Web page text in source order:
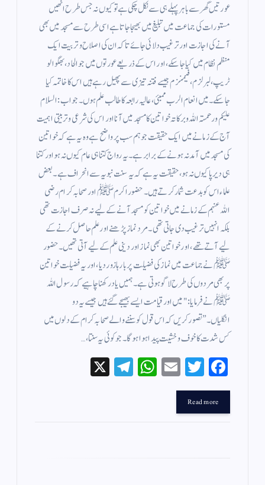
عورتیں گھر سے باہر پہلے ہی سے نکل چکی ہے تو کیوں نہ جس طرح انھیں
مستورات کی جماعت میں تبلیغ میں بھیجا جاتا ہے اسی طرح سے مسجد میں بھی
آنے کی اجازت اور ترغیب دلائی جائے تاکہ ان کی اصلاح و تربیت ایک
منظم نظام میں کیا جاسکے، اور اس کے ذریعے عورتوں میں جو الحاد، بھگوا لو
ٹریپ، لبرلزم ، فیمنزم جیسے فتنہ تیزی سے پھیل رہے ہیں اس کا خاتمہ کیا
جاسکے۔میں انعام الرب ممبئی، عالیہ رابعہ کا طالب علم ہوں۔ جواب: السلام
علیکم ورحمتہ اللہ وبرکاتہ خواتین کا مسجد میں آنا اور اس کی شرعی و تربیتی اہمیت
آج کے زمانے میں ایک حقیقت جو ہم سب پر واضح ہے وہ یہ ہے کہ خواتین
کی مسجد میں آمد نہ ہونے کے برابر ہے۔ یہ رواج کتنا ہی عام کیوں نہ ہو اور کتنا
ہی دیرپا کیوں نہ ہو، حقیقت یہ ہے کہ یہ سنت نبویہ سے انحراف ہے۔ بعض
علماء اس کو بدعت شمار كرتے ہیں۔ حضور اکرم ﷺ اور صحابہ کرام رضی
اللہ عنہم کے زمانے میں خواتین کو مسجد آنے کے لیے نہ صرف اجازت تھی
بلکہ انہیں ترغیب دی جاتی تھی۔ مرد نماز پڑھنے اور علم حاصل کرنے کے
لیے آتے تھے، اور خواتین بھی نماز اور دینی علم کے لیے آتی تھیں۔ حضور
ﷺ نے جماعت میں نماز کی فضیلت پر بارہا زور دیا، اور یہ فضیلت خواتین
پر بھی مردوں کی طرح لاگو ہوتی ہے۔ہمیں یاد رکھنا چاہیے کہ رسول اللہ
ﷺ نے فرمایا: "میں اور قیامت ایسے بھیجے گئے ہیں جیسے یہ دو
انگلیاں۔”تصور کریں کہ اس قول کو سننے والے صحابہ کرام کے دلوں میں
کس شدت کا خوف و خشیت پیدا ہوا ہوگا۔ جو کوئی یہ سنتا،…
Fa
ce
bo
ok
T
wi
r
E
m
W
ha
Te
le
Read more